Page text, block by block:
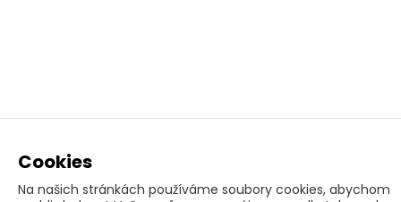
Cookies
Na našich stránkách používáme soubory cookies, abychom